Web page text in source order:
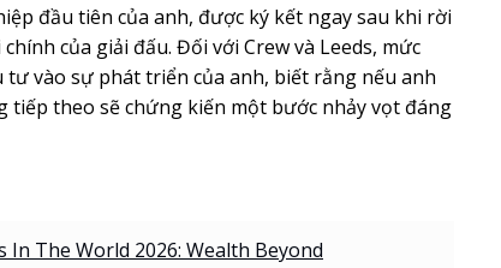
đầu tiên của anh, được ký kết ngay sau khi rời
của giải đấu. Đối với Crew và Leeds, mức
vào sự phát triển của anh, biết rằng nếu anh
theo sẽ chứng kiến một bước nhảy vọt đáng
In The World 2026: Wealth Beyond